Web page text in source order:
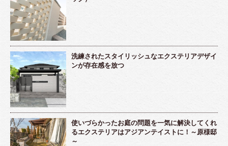
洗練されたスタイリッシュなエクステリアデザイ
ンが存在感を放つ
使いづらかったお庭の問題を一気に解決してくれ
るエクステリアはアジアンテイストに！～原様邸
～